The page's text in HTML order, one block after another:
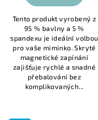
z
5
hvězdiček.
Tento produkt vyrobený z
95 % bavlny a 5 %
spandexu je ideální volbou
pro vaše miminko. Skryté
magnetické zapínání
zajišťuje rychlé a snadné
přebalování bez
komplikovaných...